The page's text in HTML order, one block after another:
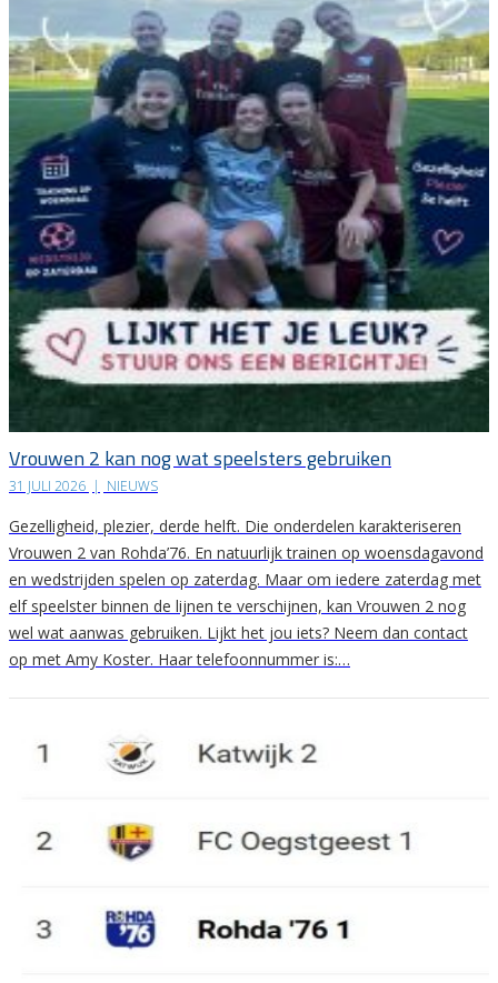
Vrouwen 2 kan nog wat speelsters gebruiken
31 JULI 2026 | NIEUWS
Gezelligheid, plezier, derde helft. Die onderdelen karakteriseren
Vrouwen 2 van Rohda’76. En natuurlijk trainen op woensdagavond
en wedstrijden spelen op zaterdag. Maar om iedere zaterdag met
elf speelster binnen de lijnen te verschijnen, kan Vrouwen 2 nog
wel wat aanwas gebruiken. Lijkt het jou iets? Neem dan contact
op met Amy Koster. Haar telefoonnummer is:…